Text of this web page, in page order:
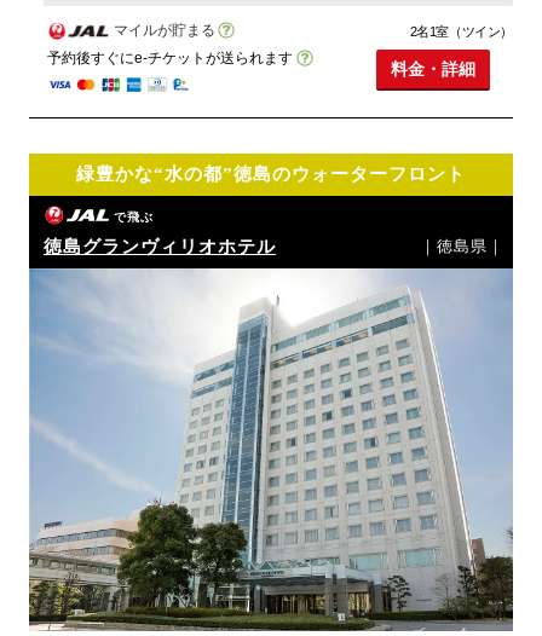
マイルが貯まる
予約後すぐにe-チケットが送られます
2名1室（ツイン）
料金・詳細
緑豊かな“水の都”徳島のウォーターフロント
で飛ぶ
徳島グランヴィリオホテル ｜徳島県｜